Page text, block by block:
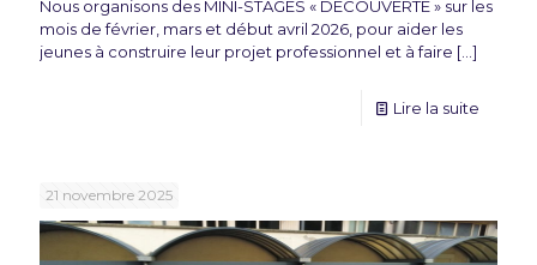
Nous organisons des MINI-STAGES « DECOUVERTE » sur les
mois de février, mars et début avril 2026, pour aider les
jeunes à construire leur projet professionnel et à faire […]
Lire la suite
21 novembre 2025